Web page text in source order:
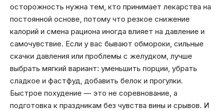
осторожность нужна тем, кто принимает лекарства на
постоянной основе, потому что резкое снижение
калорий и смена рациона иногда влияет на давление и
самочувствие. Если у вас бывают обмороки, сильные
скачки давления или проблемы с желудком, лучше
выбрать мягкий вариант: уменьшить порции, убрать
сладкое и фастфуд, добавить белок и прогулки.
Быстрое похудение — это не соревнование, а
подготовка к праздникам без чувства вины и срывов. И